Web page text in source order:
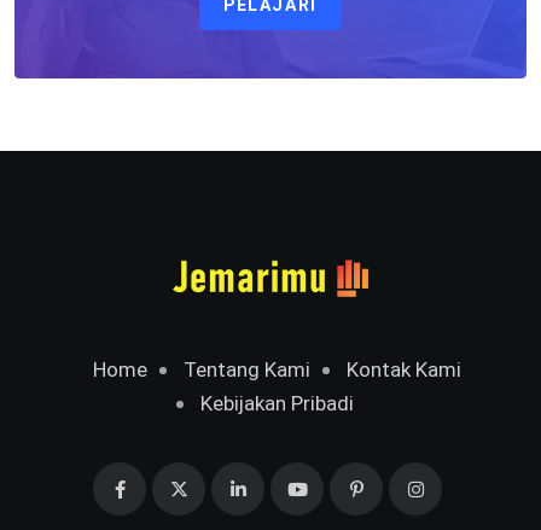
PELAJARI
Home Tentang Kami
Kontak Kami
Kebijakan Pribadi